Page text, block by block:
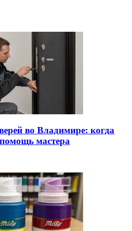
во Владимире: когда
мастера